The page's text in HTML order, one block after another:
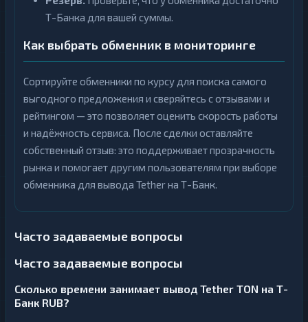
Т-Банка для вашей суммы.
Как выбрать обменник в мониторинге
Сортируйте обменники по курсу для поиска самого
выгодного предложения и сверяйтесь с отзывами и
рейтингом — это позволяет оценить скорость работы
и надёжность сервиса. После сделки оставляйте
собственный отзыв: это поддерживает прозрачность
рынка и помогает другим пользователям при выборе
обменника для вывода Tether на Т-Банк.
Часто задаваемые вопросы
Часто задаваемые вопросы
Сколько времени занимает вывод Tether TON на Т-
Банк RUB?